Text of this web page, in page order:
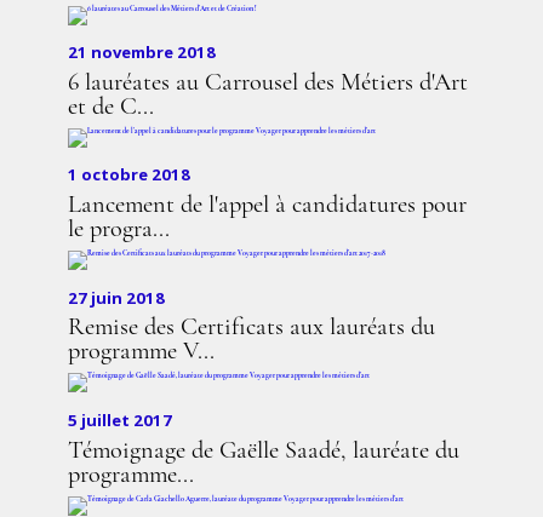
21 novembre 2018
6 lauréates au Carrousel des Métiers d'Art
et de C...
1 octobre 2018
Lancement de l'appel à candidatures pour
le progra...
27 juin 2018
Remise des Certificats aux lauréats du
programme V...
5 juillet 2017
Témoignage de Gaëlle Saadé, lauréate du
programme...